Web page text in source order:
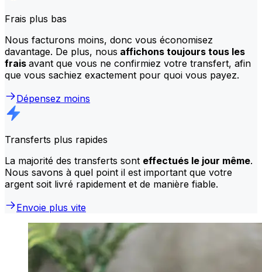
Frais plus bas
Nous facturons moins, donc vous économisez
davantage. De plus, nous affichons toujours tous les
frais avant que vous ne confirmiez votre transfert, afin
que vous sachiez exactement pour quoi vous payez.
Dépensez moins
Transferts plus rapides
La majorité des transferts sont effectués le jour même.
Nous savons à quel point il est important que votre
argent soit livré rapidement et de manière fiable.
Envoie plus vite